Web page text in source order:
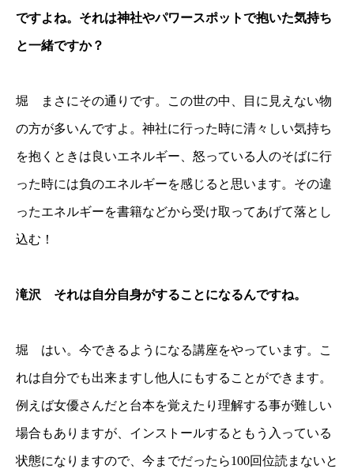
ですよね。それは神社やパワースポットで抱いた気持ち
と一緒ですか？
堀 まさにその通りです。この世の中、目に見えない物
の方が多いんですよ。神社に行った時に清々しい気持ち
を抱くときは良いエネルギー、怒っている人のそばに行
った時には負のエネルギーを感じると思います。その違
ったエネルギーを書籍などから受け取ってあげて落とし
込む！
滝沢 それは自分自身がすることになるんですね。
堀 はい。今できるようになる講座をやっています。こ
れは自分でも出来ますし他人にもすることができます。
例えば女優さんだと台本を覚えたり理解する事が難しい
場合もありますが、インストールするともう入っている
状態になりますので、今までだったら100回位読まないと